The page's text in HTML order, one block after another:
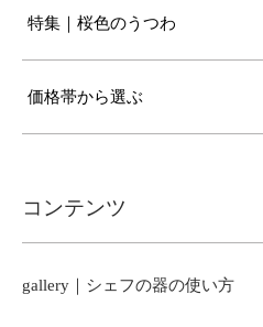
特集｜桜色のうつわ
価格帯から選ぶ
コンテンツ
gallery｜シェフの器の使い方